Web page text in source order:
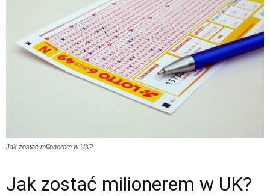
Jak zostać milionerem w UK?
Jak zostać milionerem w UK?